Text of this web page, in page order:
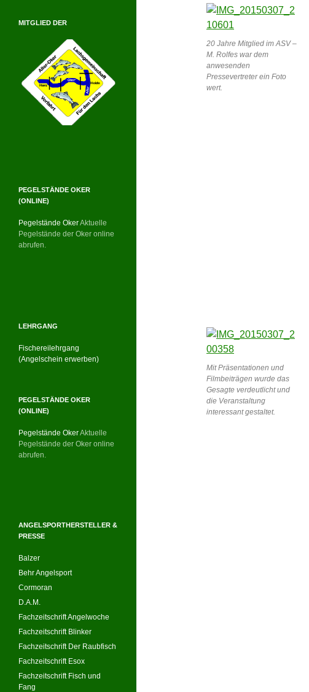
20 Jahre Mitglied im ASV –
M. Rolfes war dem
anwesenden
Pressevertreter ein Foto
wert.
Mit Präsentationen und
Filmbeiträgen wurde das
Gesagte verdeutlicht und
die Veranstaltung
interessant gestaltet.
MITGLIED DER
PEGELSTÄNDE OKER
(ONLINE)
Pegelstände OkerAktuelle
Pegelstände der Oker online
abrufen.
LEHRGANG
Fischereilehrgang
(Angelschein erwerben)
PEGELSTÄNDE OKER
(ONLINE)
Pegelstände OkerAktuelle
Pegelstände der Oker online
abrufen.
ANGELSPORTHERSTELLER &
PRESSE
Balzer
Behr Angelsport
Cormoran
D.A.M.
Fachzeitschrift Angelwoche
Fachzeitschrift Blinker
Fachzeitschrift Der Raubfisch
Fachzeitschrift Esox
Fachzeitschrift Fisch und
Fang